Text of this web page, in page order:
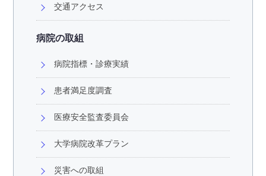
交通アクセス
病院の取組
病院指標・診療実績
患者満足度調査
医療安全監査委員会
大学病院改革プラン
災害への取組